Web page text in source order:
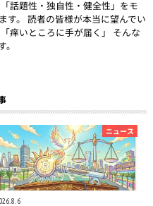
話題性・独自性・健全性」をモ
す。 読者の皆様が本当に望んでい
痒いところに手が届く」 そんな
ニュース